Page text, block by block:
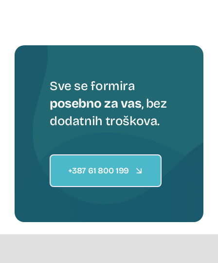
Sve se formira
posebno za vas, bez
dodatnih troškova.
+387 61 800 199